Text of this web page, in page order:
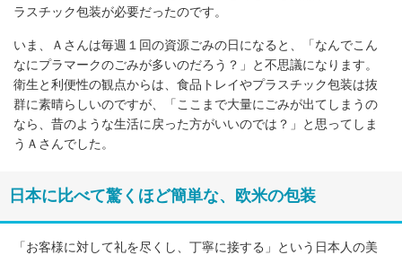
ラスチック包装が必要だったのです。
いま、Ａさんは毎週１回の資源ごみの日になると、「なんでこん
なにプラマークのごみが多いのだろう？」と不思議になります。
衛生と利便性の観点からは、食品トレイやプラスチック包装は抜
群に素晴らしいのですが、「ここまで大量にごみが出てしまうの
なら、昔のような生活に戻った方がいいのでは？」と思ってしま
うＡさんでした。
日本に比べて驚くほど簡単な、欧米の包装
「お客様に対して礼を尽くし、丁寧に接する」という日本人の美